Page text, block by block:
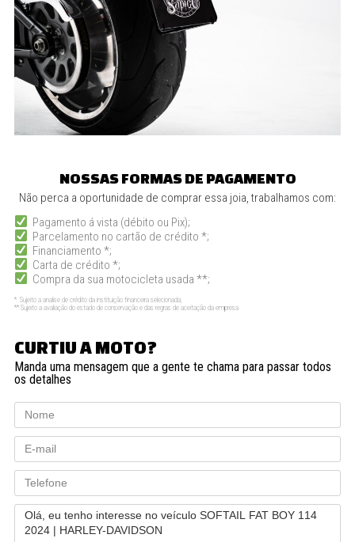
NOSSAS FORMAS DE PAGAMENTO
Não perca a oportunidade de comprar essa joia, trabalhamos com:
Pagamento á vista (débito ou Pix);
Parcelamento no cartão de crédito *;
Financiamento *;
Carta de crédito *;
Compra da sua motocicleta usada **;
* Sujeito a analise de crédito da instituição financeira selecionada;
** Sujeito a avaliação do estado de conservação e das regras de aceitação da empresa
CURTIU A MOTO?
Manda uma mensagem que a gente te chama para passar todos
os detalhes